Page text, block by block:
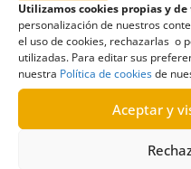
Utilizamos cookies propias y de
personalización de nuestros
el uso de cookies, rechazarlas o
utilizadas. Para editar sus
nuestra Política de cookiesde
Aceptar y
R771/2024
Solicitud de
Canaria sobre
Fundación